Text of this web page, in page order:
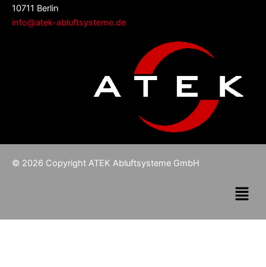
10711 Berlin
info@atek-abluftsysteme.de
© 2026 Copyright ATEK Abluftsysteme GmbH
Menü